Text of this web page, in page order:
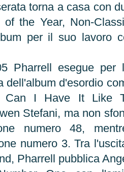
torna a casa con
of the Year, Non-
per il suo lavoro
Pharrell esegue
dell'album d'esordio
Can I Have It Like
Stefani, ma non
numero 48,
numero 3. Tra
Pharrell pubblica